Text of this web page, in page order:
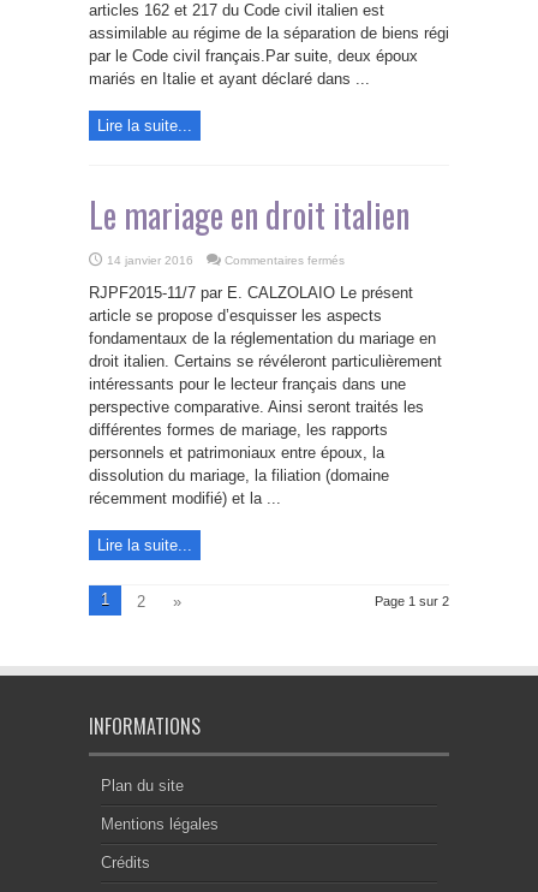
mariage
relève
du
droit
sont
fiscale
française
articles 162 et 217 du Code civil italien est
assimilable au régime de la séparation de biens régi
par le Code civil français.Par suite, deux époux
mariés en Italie et ayant déclaré dans ...
Lire la suite...
Le mariage en droit italien
14 janvier 2016 Commentaires fermés
mariage
en
droit
italien
RJPF­2015-11/7 par E. CALZOLAIO Le présent
article se propose d’esquisser les aspects
fondamentaux de la réglementation du mariage en
droit italien. Certains se révéleront particulièrement
intéressants pour le lecteur français dans une
perspective comparative. Ainsi seront traités les
différentes formes de mariage, les rapports
personnels et patrimoniaux entre époux, la
dissolution du mariage, la filiation (domaine
récemment modifié) et la ...
Lire la suite...
Page 1 sur 2
1 2 »
INFORMATIONS
Plan du site
Mentions légales
Crédits